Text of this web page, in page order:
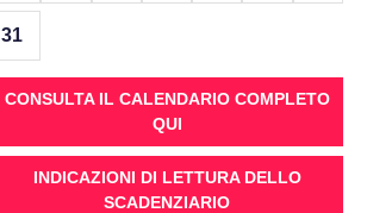
31
CONSULTA IL CALENDARIO COMPLETO
QUI
INDICAZIONI DI LETTURA DELLO
SCADENZIARIO